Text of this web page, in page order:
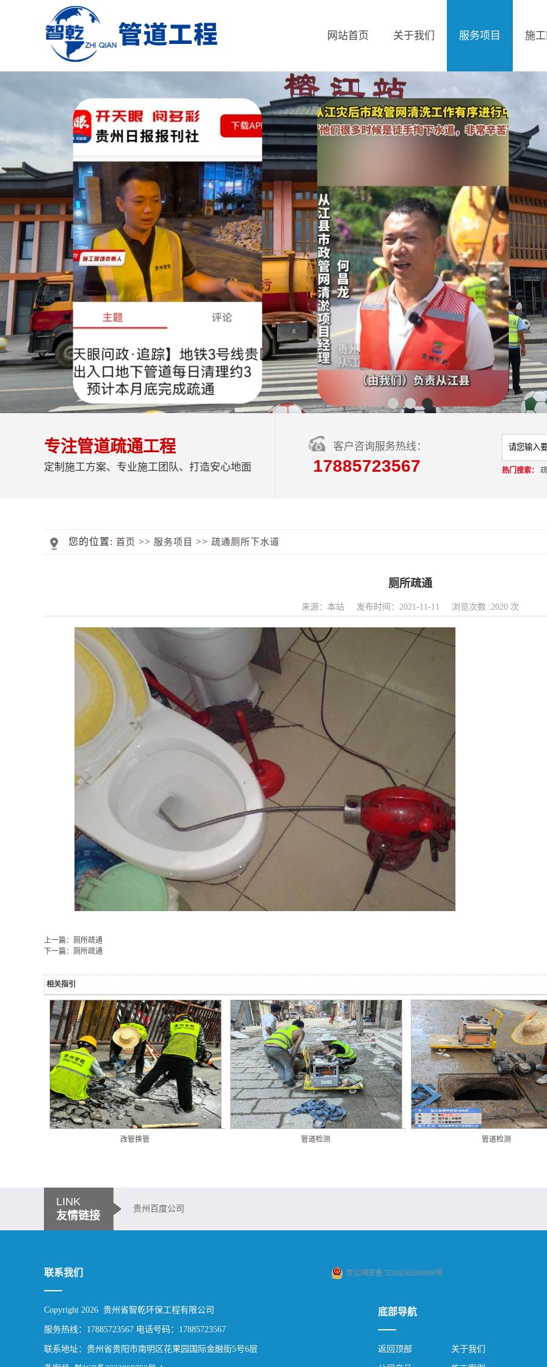
网站首页 关于我们 服务项目 施
专注管道疏通工程
定制施工方案、专业施工团队、打造安心地面
客户咨询服务热线：
17885723567 热门搜索：
您的位置: 首页 >> 服务项目 >> 疏通厕所下水道
厕所疏通
来源：本站 发布时间：2021-11-11 浏览次数 :2020 次
上一篇：厕所疏通
下一篇：厕所疏通
相关指引
改管换管 管道检测 管道检测
LINK
友情链接
贵州百度公司
联系我们
Copyright 2026 贵州省智乾环保工程有限公司
服务热线：17885723567 电话号码：17885723567
联系地址：贵州省贵阳市南明区花果园国际金融街5号6层
贵公网安备 52010302000000号
底部导航
返回顶部 关于我们